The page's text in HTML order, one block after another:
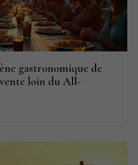
gastronomique de
loin du All-